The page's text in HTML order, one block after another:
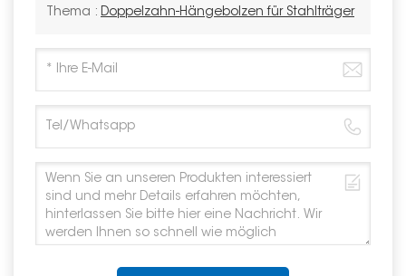
Thema : Doppelzahn-Hängebolzen für Stahlträger